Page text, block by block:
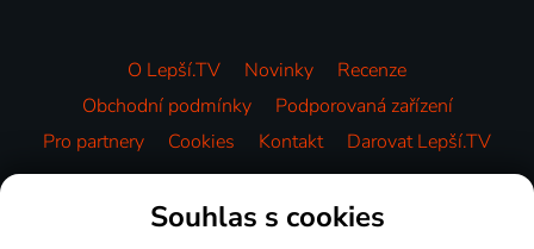
O Lepší.TV Novinky
Recenze
Obchodní podmínky
Podporovaná zařízení
Pro partnery
Cookies Kontakt Darovat Lepší.TV
Videotéka
Souhlas s cookies